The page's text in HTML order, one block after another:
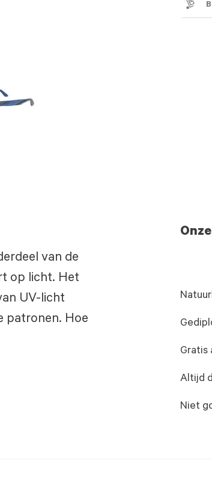
van de
op licht. Het
UV-licht
patronen. Hoe
Gratis
Altijd
Niet